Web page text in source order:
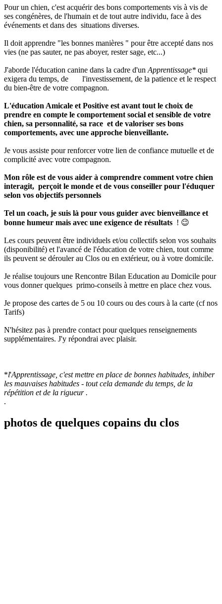
Pour un chien, c'est acquérir des bons comportements vis à vis de
ses congénères, de l'humain et de tout autre individu, face à des
événements et dans des situations diverses.
Il doit apprendre "les bonnes manières " pour être accepté dans nos
vies (ne pas sauter, ne pas aboyer, rester sage, etc...)
J'aborde l'éducation canine dans la cadre d'un Apprentissage* qui
exigera du temps, de l'investissement, de la patience et le respect
du bien-être de votre compagnon.
L'éducation Amicale et Positive est avant tout le choix de
prendre en compte le comportement social et sensible de votre
chien, sa personnalité, sa race et de valoriser ses bons
comportements, avec une approche bienveillante.
Je vous assiste pour renforcer votre lien de confiance mutuelle et de
complicité avec votre compagnon.
Mon rôle est de vous aider à comprendre comment votre chien
interagit, perçoit le monde et de vous conseiller pour l'éduquer
selon vos objectifs personnels
Tel un coach, je suis là pour vous guider avec bienveillance et
bonne humeur mais avec une exigence de résultats ! 😉
Les cours peuvent être individuels et/ou collectifs selon vos souhaits
(disponibilité) et l'avancé de l'éducation de votre chien, tout comme
ils peuvent se dérouler au Clos ou en extérieur, ou à votre domicile.
Je réalise toujours une Rencontre Bilan Education au Domicile pour
vous donner quelques primo-conseils à mettre en place chez vous.
Je propose des cartes de 5 ou 10 cours ou des cours à la carte (cf nos
Tarifs)
N'hésitez pas à prendre contact pour quelques renseignements
supplémentaires. J'y répondrai avec plaisir.
*l'Apprentissage, c'est mettre en place de bonnes habitudes, inhiber
les mauvaises habitudes - tout cela demande du temps, de la
répétition et de la rigueur .
.
photos de quelques copains du clos